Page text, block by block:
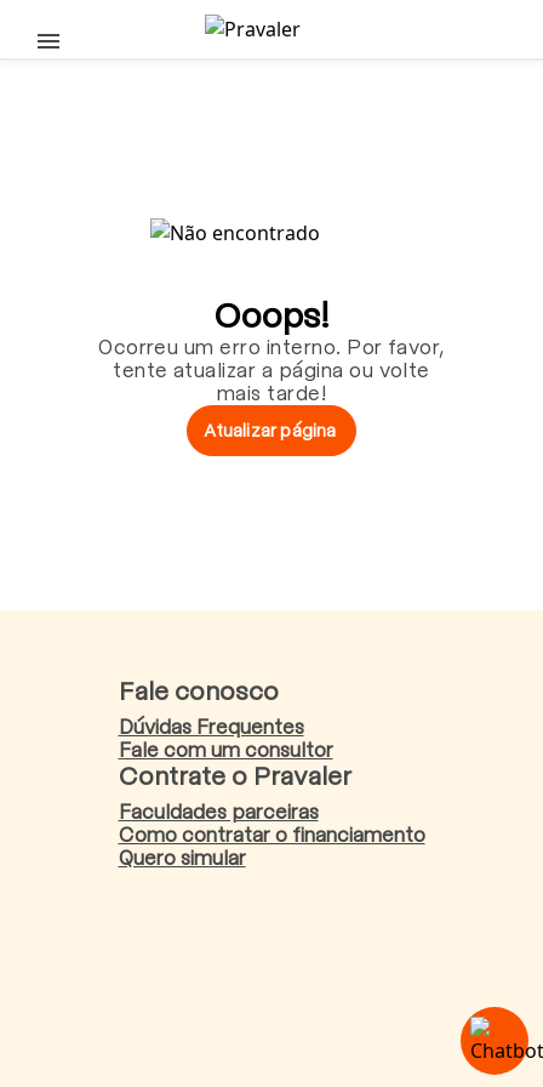
Pular para o conteúdo principal
Ooops!
Ocorreu um erro interno. Por favor,
tente atualizar a página ou volte
mais tarde!
Atualizar página
Fale conosco
Dúvidas Frequentes
Fale com um consultor
Contrate o Pravaler
Faculdades parceiras
Como contratar o financiamento
Quero simular